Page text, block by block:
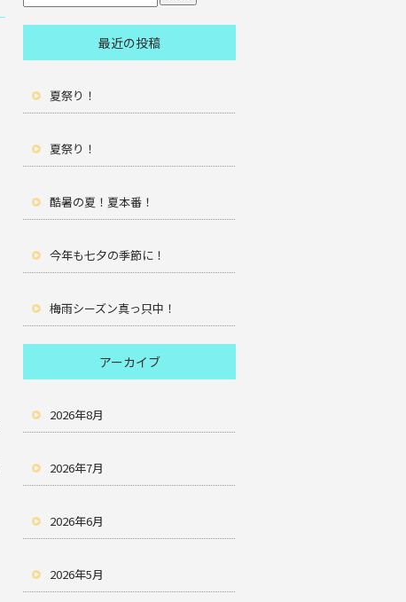
最近の投稿
夏祭り！
夏祭り！
酷暑の夏！夏本番！
今年も七夕の季節に！
梅雨シーズン真っ只中！
アーカイブ
2026年8月
2026年7月
2026年6月
2026年5月